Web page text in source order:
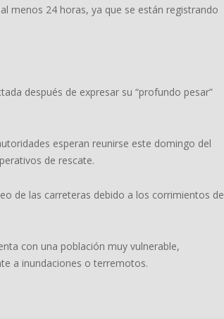
menos 24 horas, ya que se están registrando
después de expresar su “profundo pesar”
esperan reunirse este domingo del
de rescate.
de las carreteras debido a los corrimientos de
con una población muy vulnerable,
a inundaciones o terremotos.